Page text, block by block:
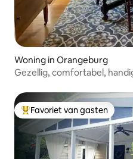
Woning in Orangeburg
Gezellig, comfortabel,
Topfavoriet van gasten
Favoriet van gasten